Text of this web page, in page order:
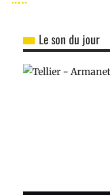
Le son du jour